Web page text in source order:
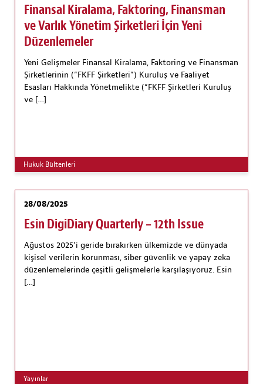
Finansal Kiralama, Faktoring, Finansman
ve Varlık Yönetim Şirketleri İçin Yeni
Düzenlemeler
Yeni Gelişmeler Finansal Kiralama, Faktoring ve Finansman
Şirketlerinin (“FKFF Şirketleri”) Kuruluş ve Faaliyet
Esasları Hakkında Yönetmelikte (“FKFF Şirketleri Kuruluş
ve […]
Hukuk Bültenleri
28/08/2025
Esin DigiDiary Quarterly – 12th Issue
Ağustos 2025’i geride bırakırken ülkemizde ve dünyada
kişisel verilerin korunması, siber güvenlik ve yapay zeka
düzenlemelerinde çeşitli gelişmelerle karşılaşıyoruz. Esin
[…]
Yayınlar